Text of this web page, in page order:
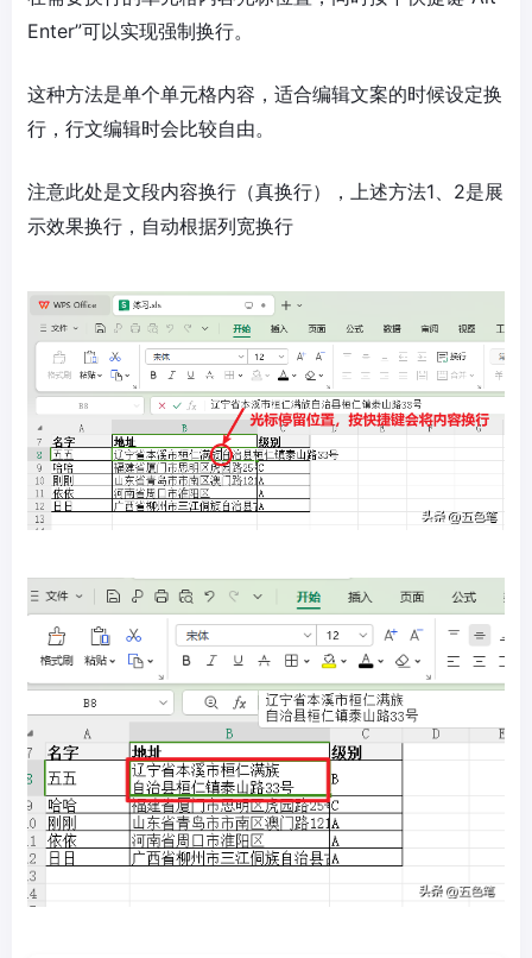
Enter”可以实现强制换行。
这种方法是单个单元格内容，适合编辑文案的时候设定换
行，行文编辑时会比较自由。
注意此处是文段内容换行（真换行），上述方法1、2是展
示效果换行，自动根据列宽换行